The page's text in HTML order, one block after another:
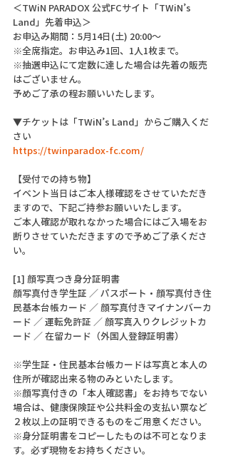
＜TWiN PARADOX 公式FCサイト「TWiN’s
Land」先着申込＞
お申込み期間：5月14日(土) 20:00～
※全席指定。お申込み1回、1人1枚まで。
※抽選申込にて定数に達した場合は先着の販売
はございません。
予めご了承の程お願いいたします。
▼チケットは「TWiN’s Land」からご購入くだ
さい
https://twinparadox-fc.com/
【受付での持ち物】
イベント当日はご本人様確認をさせていただき
ますので、下記ご持参お願いいたします。
ご本人確認が取れなかった場合にはご入場をお
断りさせていただきますので予めご了承くださ
い。
[1] 顔写真つき身分証明書
顔写真付き学生証 ／ パスポート・顔写真付き住
民基本台帳カード ／ 顔写真付きマイナンバーカ
ード ／ 運転免許証 ／ 顔写真入りクレジットカ
ード ／ 在留カード（外国人登録証明書）
※学生証・住民基本台帳カードは写真と本人の
住所が確認出来る物のみといたします。
※顔写真付きの「本人確認書」をお持ちでない
場合は、健康保険証や公共料金の支払い票など
２枚以上の証明できるものをご用意ください。
※身分証明書をコピーしたものは不可となりま
す。必ず現物をお持ちください。